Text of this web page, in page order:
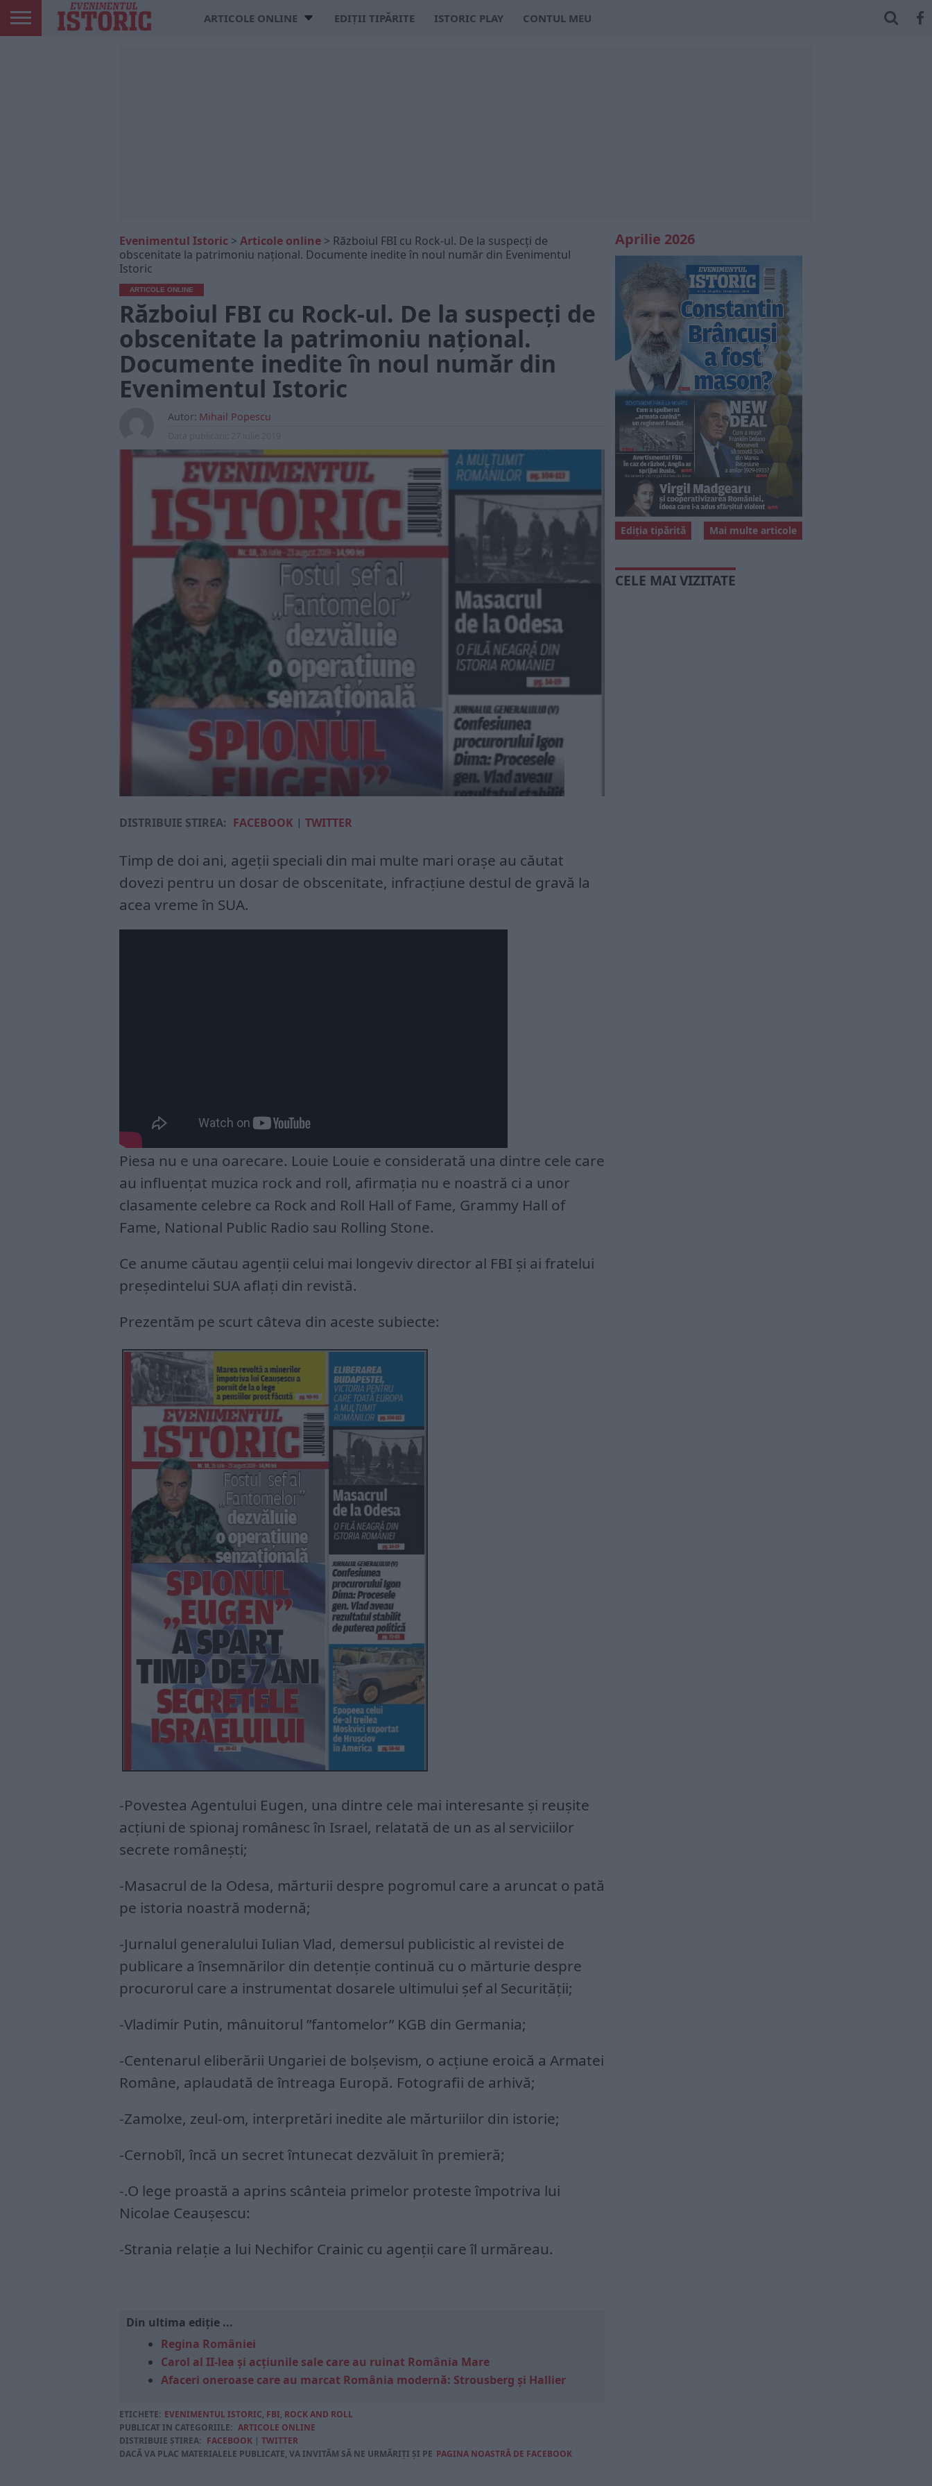
ARTICOLE ONLINE EDIȚII TIPĂRITE ISTORIC PLAY CONTUL MEU
Evenimentul Istoric > Articole online > Războiul FBI cu Rock-ul. De la suspecți de
obscenitate la patrimoniu național. Documente inedite în noul număr din Evenimentul
Istoric
ARTICOLE ONLINE
Războiul FBI cu Rock-ul. De la suspecți de
obscenitate la patrimoniu național.
Documente inedite în noul număr din
Evenimentul Istoric
Autor: Mihail Popescu
DISTRIBUIE ȘTIREA: FACEBOOK | TWITTER
Timp de doi ani, ageții speciali din mai multe mari orașe au căutat
dovezi pentru un dosar de obscenitate, infracțiune destul de gravă la
acea vreme în SUA.
Piesa nu e una oarecare. Louie Louie e considerată una dintre cele care
au influențat muzica rock and roll, afirmația nu e noastră ci a unor
clasamente celebre ca Rock and Roll Hall of Fame, Grammy Hall of
Fame, National Public Radio sau Rolling Stone.
Ce anume căutau agenții celui mai longeviv director al FBI și ai fratelui
președintelui SUA aflați din revistă.
Prezentăm pe scurt câteva din aceste subiecte:
-Povestea Agentului Eugen, una dintre cele mai interesante și reușite
acțiuni de spionaj românesc în Israel, relatată de un as al serviciilor
secrete românești;
-Masacrul de la Odesa, mărturii despre pogromul care a aruncat o pată
pe istoria noastră modernă;
-Jurnalul generalului Iulian Vlad, demersul publicistic al revistei de
publicare a însemnărilor din detenție continuă cu o mărturie despre
procurorul care a instrumentat dosarele ultimului șef al Securității;
-Vladimir Putin, mânuitorul ”fantomelor” KGB din Germania;
-Centenarul eliberării Ungariei de bolșevism, o acțiune eroică a Armatei
Române, aplaudată de întreaga Europă. Fotografii de arhivă;
-Zamolxe, zeul-om, interpretări inedite ale mărturiilor din istorie;
-Cernobîl, încă un secret întunecat dezvăluit în premieră;
-.O lege proastă a aprins scânteia primelor proteste împotriva lui
Nicolae Ceaușescu:
-Strania relație a lui Nechifor Crainic cu agenții care îl urmăreau.
Din ultima ediție ...
Regina României
Carol al II-lea și acțiunile sale care au ruinat România Mare
Afaceri oneroase care au marcat România modernă: Strousberg și Hallier
ETICHETE: EVENIMENTUL ISTORIC, FBI, ROCK AND ROLL
PUBLICAT IN CATEGORIILE: ARTICOLE ONLINE
DISTRIBUIE ȘTIREA: FACEBOOK | TWITTER
DACĂ VA PLAC MATERIALELE PUBLICATE, VA INVITĂM SĂ NE URMĂRIȚI ȘI PE PAGINA NOASTRĂ DE FACEBOOK
Aprilie 2026
Mai multe articole
Ediția tipărită
CELE MAI VIZITATE